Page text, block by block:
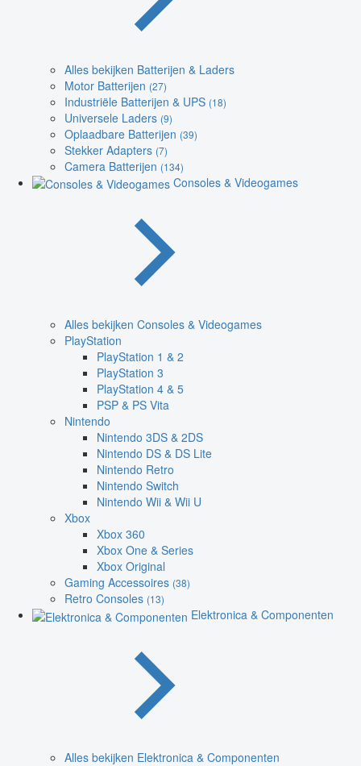
Alles bekijken Batterijen & Laders
Motor Batterijen (27)
Industriële Batterijen & UPS (18)
Universele Laders (9)
Oplaadbare Batterijen (39)
Stekker Adapters (7)
Camera Batterijen (134)
Consoles & Videogames
Alles bekijken Consoles & Videogames
PlayStation
PlayStation 1 & 2
PlayStation 3
PlayStation 4 & 5
PSP & PS Vita
Nintendo
Nintendo 3DS & 2DS
Nintendo DS & DS Lite
Nintendo Retro
Nintendo Switch
Nintendo Wii & Wii U
Xbox
Xbox 360
Xbox One & Series
Xbox Original
Gaming Accessoires (38)
Retro Consoles (13)
Elektronica & Componenten
Alles bekijken Elektronica & Componenten